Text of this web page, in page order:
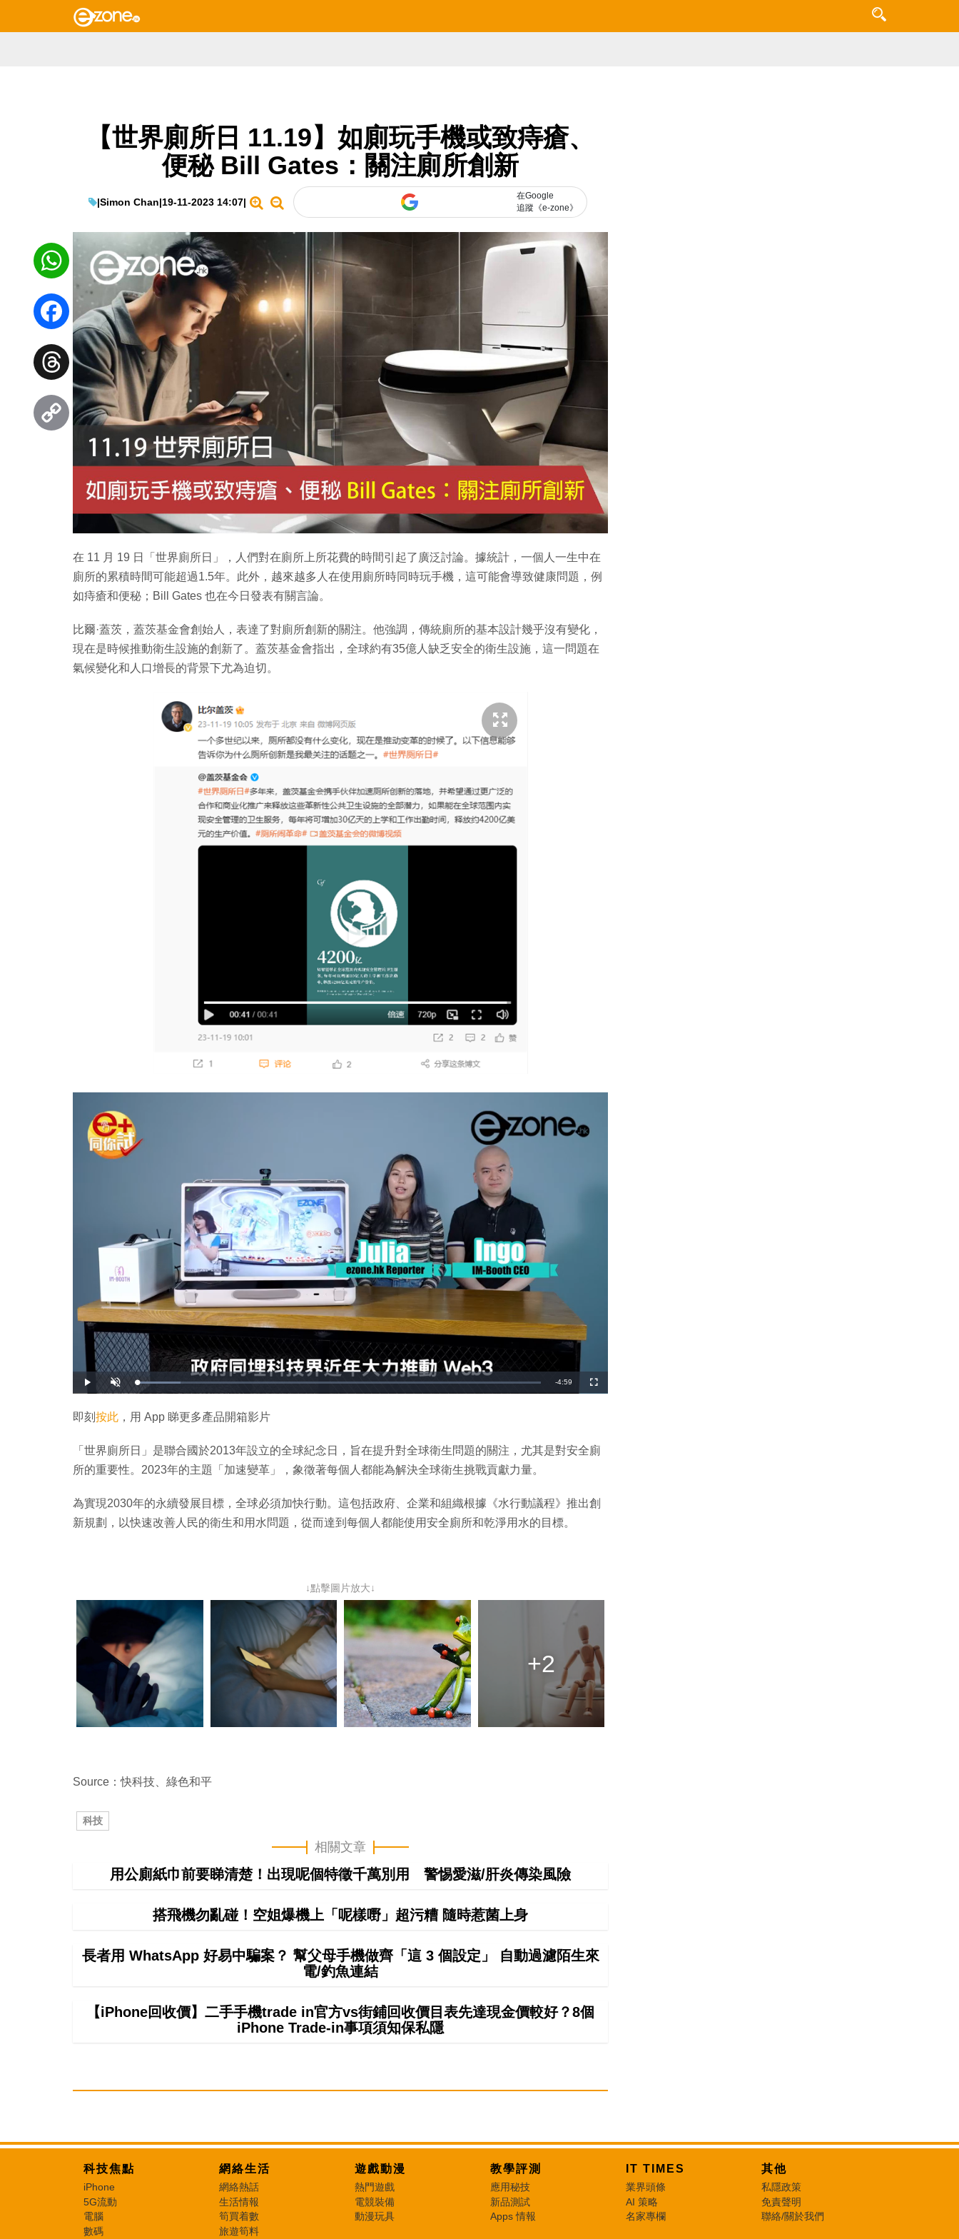
【世界廁所日 11.19】如廁玩手機或致痔瘡、
便秘 Bill Gates：關注廁所創新
|Simon Chan|19-11-2023 14:07|
在Google
追蹤《e-zone》
在 11 月 19 日「世界廁所日」，人們對在廁所上所花費的時間引起了廣泛討論。據統計，一個人一生中在
廁所的累積時間可能超過1.5年。此外，越來越多人在使用廁所時同時玩手機，這可能會導致健康問題，例
如痔瘡和便秘；Bill Gates 也在今日發表有關言論。
比爾·蓋茨，蓋茨基金會創始人，表達了對廁所創新的關注。他強調，傳統廁所的基本設計幾乎沒有變化，
現在是時候推動衛生設施的創新了。蓋茨基金會指出，全球約有35億人缺乏安全的衛生設施，這一問題在
氣候變化和人口增長的背景下尤為迫切。
播
放
開
啟
載
入
:
1
4
%
剩
間
-4:59
全
螢
即刻 按此 ，用 App 睇更多產品開箱影片
「世界廁所日」是聯合國於2013年設立的全球紀念日，旨在提升對全球衛生問題的關注，尤其是對安全廁
所的重要性。2023年的主題「加速變革」，象徵著每個人都能為解決全球衛生挑戰貢獻力量。
為實現2030年的永續發展目標，全球必須加快行動。這包括政府、企業和組織根據《水行動議程》推出創
新規劃，以快速改善人民的衛生和用水問題，從而達到每個人都能使用安全廁所和乾淨用水的目標。
↓點擊圖片放大↓
+2
Source：快科技、綠色和平
科技
相關文章
用公廁紙巾前要睇清楚！出現呢個特徵千萬別用 警惕愛滋/肝炎傳染風險
搭飛機勿亂碰！空姐爆機上「呢樣嘢」超污糟 隨時惹菌上身
長者用 WhatsApp 好易中騙案？ 幫父母手機做齊「這 3 個設定」 自動過濾陌生來
電/釣魚連結
【iPhone回收價】二手手機trade in官方vs街鋪回收價目表先達現金價較好？8個
iPhone Trade-in事項須知保私隱
WhatsApp
Facebook
Threads
科技焦點
iPhone
5G流動
電腦
數碼
網絡生活
網絡熱話
生活情報
筍買着數
旅遊筍料
遊戲動漫
熱門遊戲
電競裝備
動漫玩具
教學評測
應用秘技
新品測試
Apps 情報
IT TIMES
業界頭條
AI 策略
名家專欄
其他
私隱政策
免責聲明
聯絡/關於我們